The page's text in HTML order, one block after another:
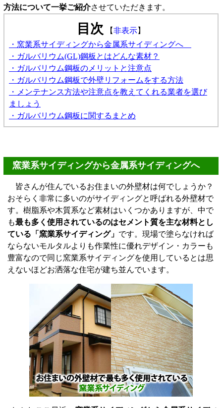
方法について一挙ご紹介させていただきます。
目次 【非表示】
・窯業系サイディングから金属系サイディングへ
・ガルバリウム(GL)鋼板とはどんな素材？
・ガルバリウム鋼板のメリットと注意点
・ガルバリウム鋼板で外壁リフォームをする方法
・メンテナンス方法や注意点を教えてくれる業者を選び
ましょう
・ガルバリウム鋼板に関するまとめ
窯業系サイディングから金属系サイディングへ
皆さんが住んでいるお住まいの外壁材は何でしょうか？
おそらく非常に多いのがサイディングと呼ばれる外壁材で
す。樹脂系や木質系など素材はいくつかありますが、中で
も最も多く使用されているのはセメント質を主な材料とし
ている「窯業系サイディング」 です。現場で塗らなければ
ならないモルタルよりも作業性に優れデザイン・カラーも
豊富なので同じ窯業系サイディングを使用しているとは思
えないほどお洒落な住宅が建ち並んでいます。